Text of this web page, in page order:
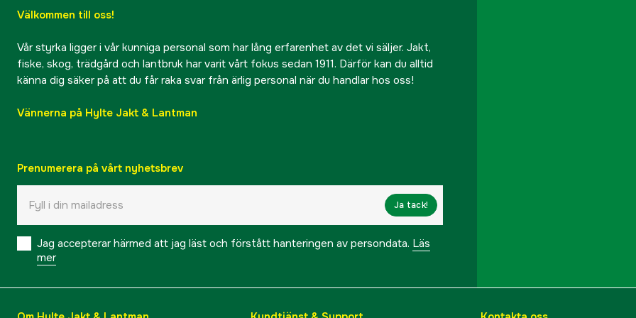
Välkommen till oss!
Vår styrka ligger i vår kunniga personal som har lång erfarenhet av det vi säljer. Jakt,
fiske, skog, trädgård och lantbruk har varit vårt fokus sedan 1911. Därför kan du alltid
känna dig säker på att du får raka svar från ärlig personal när du handlar hos oss!
Vännerna på Hylte Jakt & Lantman
Prenumerera på vårt nyhetsbrev
Ja tack!
Jag accepterar härmed att jag läst och förstått hanteringen av persondata. Läs
mer